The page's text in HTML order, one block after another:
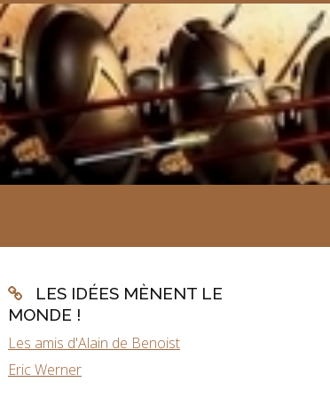
LES IDÉES MÈNENT LE
MONDE !
Les amis d'Alain de Benoist
Eric Werner